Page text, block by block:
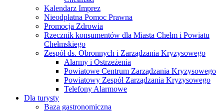
Kalendarz Imprez
Nieodpłatna Pomoc Prawna
Promocja Zdrowia
Rzecznik konsumentów dla Miasta Chełm i Powiatu
Chełmskiego
Zespół ds. Obronnych i Zarządzania Kryzysowego
Alarmy i Ostrzeżenia
Powiatowe Centrum Zarządzania Kryzysowego
Powiatowy Zespół Zarządzania Kryzysowego
Telefony Alarmowe
Dla turysty
Baza gastronomiczna